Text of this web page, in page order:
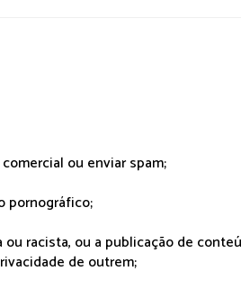
ou enviar spam;
pornográfico;
racista, ou a publicação de
de outrem;